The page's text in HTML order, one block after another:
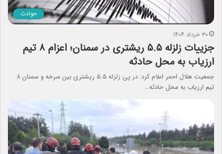
حوادث
۳۰ خرداد ۱۴۰۴
جزییات زلزله ۵.۵ ریشتری در سمنان؛ اعزام ۸ تیم
ارزیاب به محل حادثه
جمعیت هلال احمر اعلام کرد: در پی زلزله ۵.۵ ریشتری بین سرخه و سمنان ۸
تیم ارزیاب به محل حادثه…